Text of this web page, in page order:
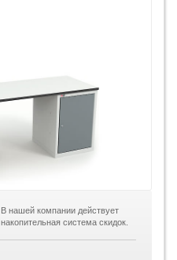
В нашей компании действует
накопительная система скидок.